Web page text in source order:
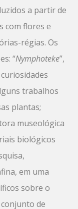
a partir de
com flores e
régias. Os
“Nymphoteke”,
trabalhos
plantas;
museológica
biológicos
em uma
sobre o
conjunto de